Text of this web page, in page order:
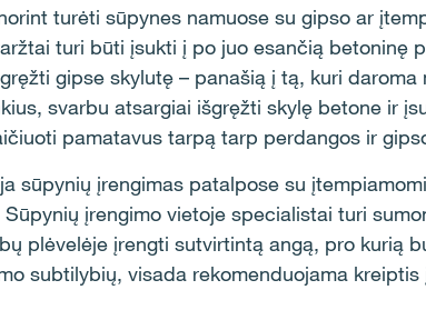
turėti sūpynes namuose su gipso ar
turi būti įsukti į po juo esančią betoninę
gipse skylutę – panašią į tą, kuri daroma
svarbu atsargiai išgręžti skylę betone ir
pamatavus tarpą tarp perdangos ir
sūpynių įrengimas patalpose su
įrengimo vietoje specialistai turi
plėvelėje įrengti sutvirtintą angą, pro kurią
subtilybių, visada rekomenduojama